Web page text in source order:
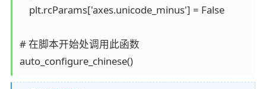
    plt.rcParams['axes.unicode_minus'] = False
# 在脚本开始处调用此函数
auto_configure_chinese()